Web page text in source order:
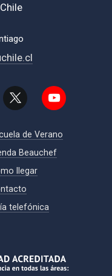
de Verano
Beauchef
llegar
telefónica